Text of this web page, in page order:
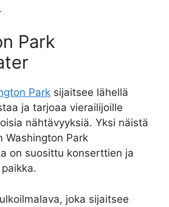
Park
Park sijaitsee lähellä
ja tarjoaa vierailijoille
nähtävyyksiä. Yksi näistä
Washington Park
on suosittu konserttien ja
joka sijaitsee